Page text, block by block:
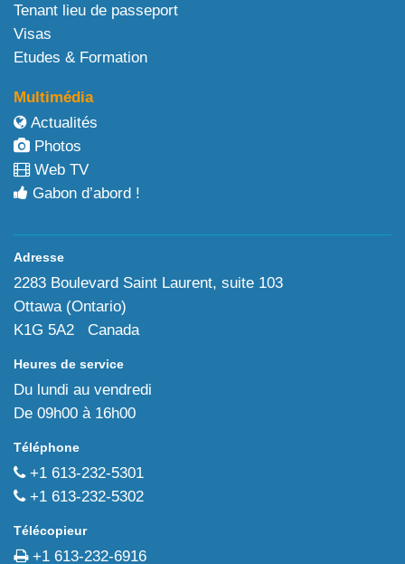
Tenant lieu de passeport
Visas
Etudes & Formation
Multimédia
Actualités
Photos
Web TV
Gabon d’abord !
Adresse
2283 Boulevard Saint Laurent, suite 103
Ottawa (Ontario)
K1G 5A2 Canada
Heures de service
Du lundi au vendredi
De 09h00 à 16h00
Téléphone
+1 613-232-5301
+1 613-232-5302
Télécopieur
+1 613-232-6916